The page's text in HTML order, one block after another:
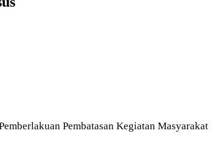
Pembatasan Kegiatan Masyarakat